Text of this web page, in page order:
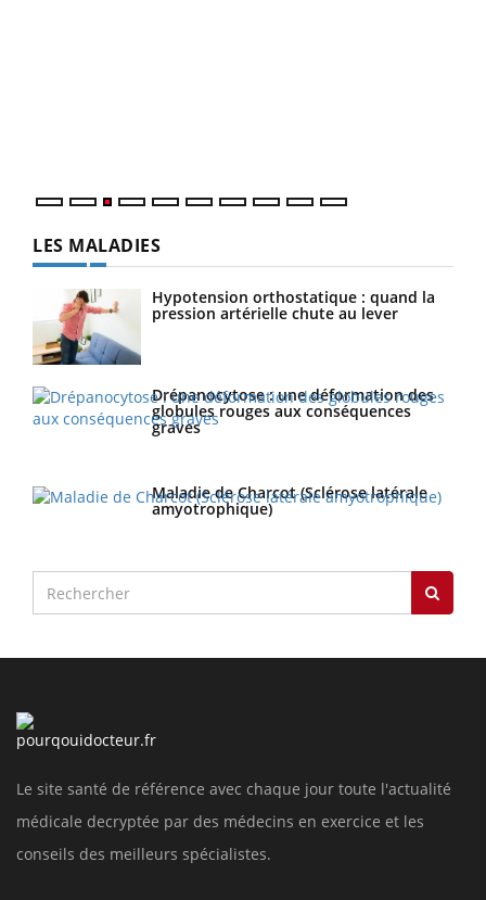
LES MALADIES
Hypotension orthostatique : quand la
pression artérielle chute au lever
Drépanocytose : une déformation des
globules rouges aux conséquences
graves
Maladie de Charcot (Sclérose latérale
amyotrophique)
Le site santé de référence avec chaque jour toute l'actualité
médicale decryptée par des médecins en exercice et les
conseils des meilleurs spécialistes.